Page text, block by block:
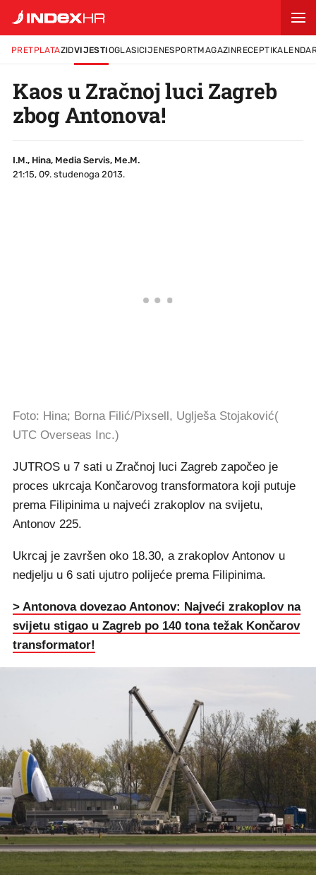
PRETPLATAZIDVIJESTIOGLASICIJENESPORTMAGAZINRECEPTI
Kaos u Zračnoj luci Zagreb
zbog Antonova!
I.M., Hina, Media Servis, Me.M.
21:15, 09. studenoga 2013.
Foto: Hina; Borna Filić/Pixsell, Uglješa Stojaković(
UTC Overseas Inc.)
JUTROS u 7 sati u Zračnoj luci Zagreb započeo je
proces ukrcaja Končarovog transformatora koji putuje
prema Filipinima u najveći zrakoplov na svijetu,
Antonov 225.
Ukrcaj je završen oko 18.30, a zrakoplov Antonov u
nedjelju u 6 sati ujutro polijeće prema Filipinima.
> Antonova dovezao Antonov: Najveći zrakoplov na
svijetu stigao u Zagreb po 140 tona težak Končarov
transformator!